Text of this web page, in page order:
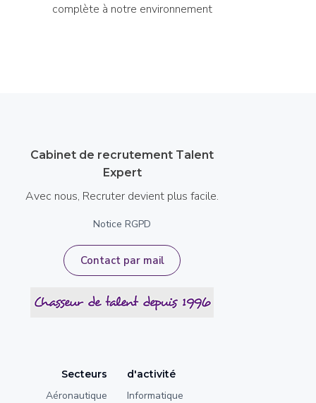
complète à notre environnement
Cabinet de recrutement Talent
Expert
Avec nous, Recruter devient plus facile.
Notice RGPD
Contact par mail
Secteurs
Aéronautique
d'activité
Informatique